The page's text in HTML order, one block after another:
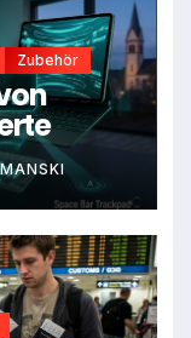
Zubehör